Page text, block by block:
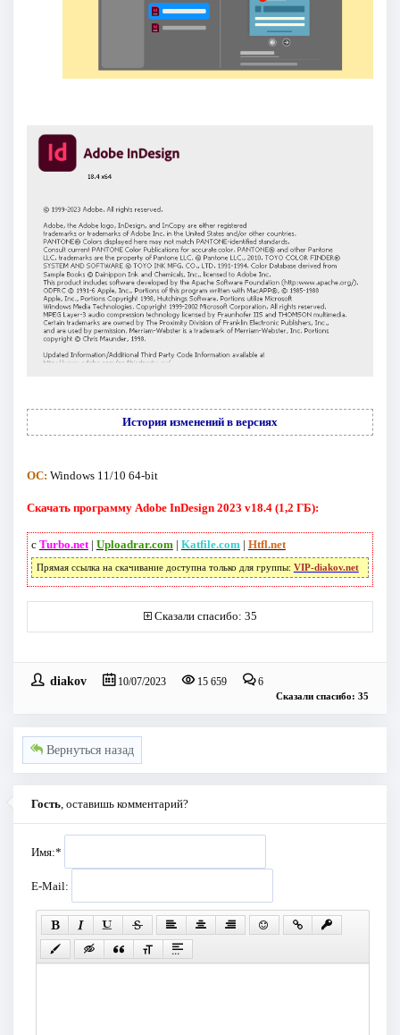
История изменений в версиях
ОС: Windows 11/10 64-bit
Скачать программу Adobe InDesign 2023 v18.4 (1,2 ГБ):
с Turbo.net| Uploadrar.com | Katfile.com | Htfl.net
Прямая ссылка на скачивание доступна только для группы: VIP-diakov.net
Сказали спасибо: 35
diakov 10/07/2023 15 659 6
Сказали спасибо: 35
Вернуться назад
Гость, оставишь комментарий?
Имя:*
E-Mail: